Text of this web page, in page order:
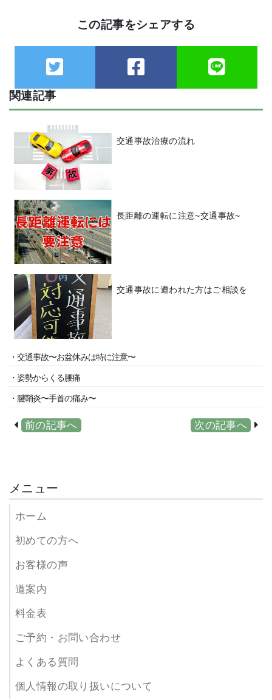
この記事をシェアする
関連記事
交通事故治療の流れ
長距離の運転に注意~交通事故~
交通事故に遭われた方はご相談を
・交通事故〜お盆休みは特に注意〜
・姿勢からくる腰痛
・腱鞘炎〜手首の痛み〜
前の記事へ 次の記事へ
メニュー
ホーム
初めての方へ
お客様の声
道案内
料金表
ご予約・お問い合わせ
よくある質問
個人情報の取り扱いについて